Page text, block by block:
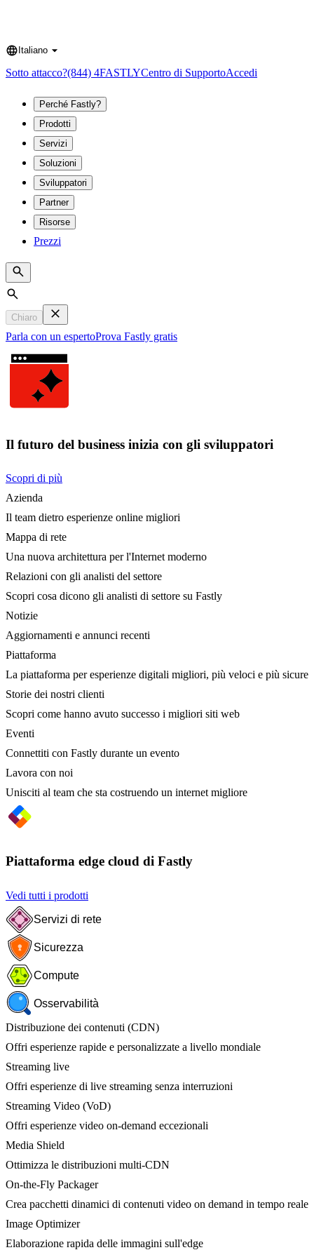
Language
Italiano
Sotto attacco?(844) 4FASTLYCentro di SupportoAccedi
Perché Fastly?
Prodotti
Servizi
Soluzioni
Sviluppatori
Partner
Risorse
Prezzi
Search
Chiaro
Parla con un espertoProva Fastly gratis
Il futuro del business inizia con gli sviluppatori
Scopri di più
Azienda
Il team dietro esperienze online migliori
Mappa di rete
Una nuova architettura per l'Internet moderno
Relazioni con gli analisti del settore
Scopri cosa dicono gli analisti di settore su Fastly
Notizie
Aggiornamenti e annunci recenti
Piattaforma
La piattaforma per esperienze digitali migliori, più veloci e più sicure
Storie dei nostri clienti
Scopri come hanno avuto successo i migliori siti web
Eventi
Connettiti con Fastly durante un evento
Lavora con noi
Unisciti al team che sta costruendo un internet migliore
Piattaforma edge cloud di Fastly
Vedi tutti i prodotti
Servizi di rete
Sicurezza
Compute
Osservabilità
Distribuzione dei contenuti (CDN)
Offri esperienze rapide e personalizzate a livello mondiale
Streaming live
Offri esperienze di live streaming senza interruzioni
Streaming Video (VoD)
Offri esperienze video on-demand eccezionali
Media Shield
Ottimizza le distribuzioni multi-CDN
On-the-Fly Packager
Crea pacchetti dinamici di contenuti video on demand in tempo reale
Image Optimizer
Elaborazione rapida delle immagini sull'edge